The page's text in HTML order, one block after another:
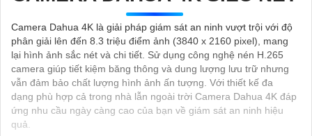
Camera Dahua 4K là giải pháp giám sát an ninh vượt trội với độ
phân giải lên đến 8.3 triệu điểm ảnh (3840 x 2160 pixel), mang
lại hình ảnh sắc nét và chi tiết. Sử dụng công nghệ nén H.265
camera giúp tiết kiệm băng thông và dung lượng lưu trữ nhưng
vẫn đảm bảo chất lượng hình ảnh ấn tượng. Với thiết kế đa
dạng phù hợp cả trong nhà lẫn ngoài trời Camera Dahua 4K đáp
ứng nhu cầu ngày càng cao của bạn về giám sát an ninh hiệu
quả.